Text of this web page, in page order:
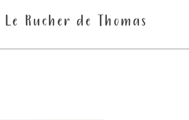
Le Rucher de Thomas